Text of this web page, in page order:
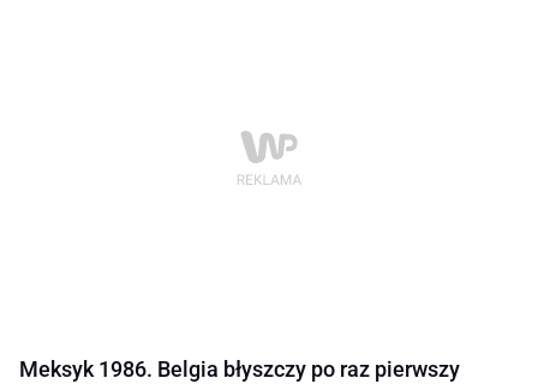
Meksyk 1986. Belgia błyszczy po raz pierwszy